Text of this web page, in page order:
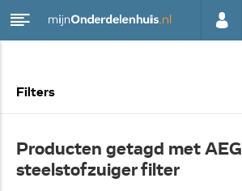
Filters
Producten getagd met AEG
steelstofzuiger filter